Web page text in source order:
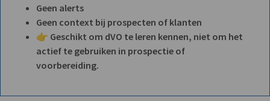
Geen alerts
Geen context bij prospecten of klanten
👉 Geschikt om dVO te leren kennen, niet om het
actief te gebruiken in prospectie of
voorbereiding.